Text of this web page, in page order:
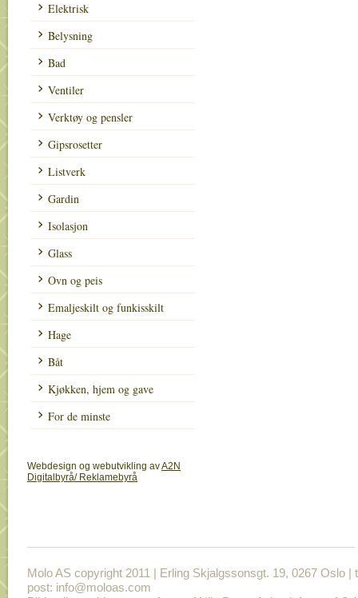
Elektrisk
Belysning
Bad
Ventiler
Verktøy og pensler
Gipsrosetter
Listverk
Gardin
Isolasjon
Glass
Ovn og peis
Emaljeskilt og funkisskilt
Hage
Båt
Kjøkken, hjem og gave
For de minste
Molo AS copyright 2011 | Erling Skjalgssonsgt. 19, 0267 Oslo |
post: info@moloas.com
Webdesign og webutvikling avA2N
Digitalbyrå/ Reklamebyrå